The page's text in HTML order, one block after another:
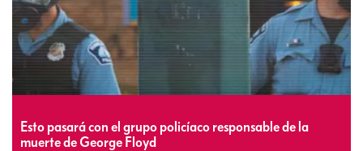
Esto pasará con el grupo policíaco responsable de la
muerte de George Floyd